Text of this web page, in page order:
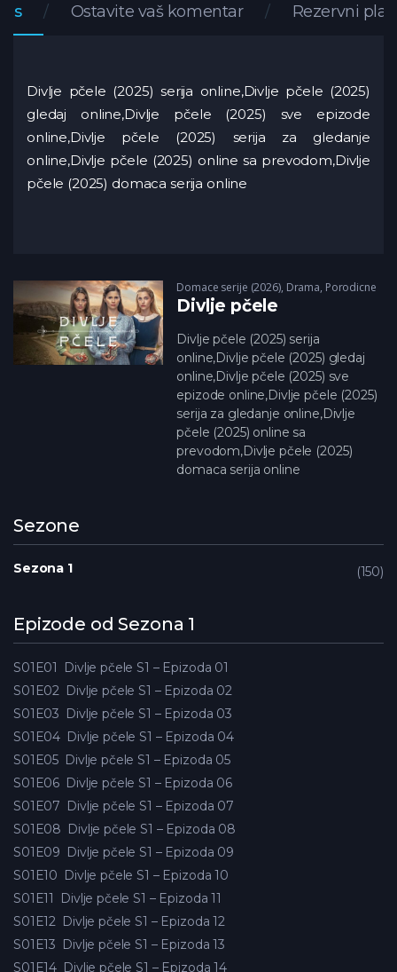
Ostavite vaš komentar Rezervni
Divlje pčele (2025) serija online,Divlje pčele (2025)
gledaj online,Divlje pčele (2025) sve epizode
online,Divlje pčele (2025) serija za gledanje
online,Divlje pčele (2025) online sa prevodom,Divlje
pčele (2025) domaca serija online
Domace serije (2026), Drama, Porodicne
Divlje pčele
Divlje pčele (2025) serija
online,Divlje pčele (2025) gledaj
online,Divlje pčele (2025) sve
epizode online,Divlje pčele (2025)
serija za gledanje online,Divlje
pčele (2025) online sa
prevodom,Divlje pčele (2025)
domaca serija online
Sezone
Sezona 1 150
Epizode od Sezona 1
S01E01
Divlje pčele S1 – Epizoda 01
S01E02 Divlje pčele S1 – Epizoda 02
S01E03 Divlje pčele S1 – Epizoda 03
S01E04 Divlje pčele S1 – Epizoda 04
S01E05 Divlje pčele S1 – Epizoda 05
S01E06 Divlje pčele S1 – Epizoda 06
S01E07 Divlje pčele S1 – Epizoda 07
S01E08 Divlje pčele S1 – Epizoda 08
S01E09 Divlje pčele S1 – Epizoda 09
S01E10 Divlje pčele S1 – Epizoda 10
S01E11
Divlje pčele S1 – Epizoda 11
S01E12 Divlje pčele S1 – Epizoda 12
S01E13 Divlje pčele S1 – Epizoda 13
S01E14 Divlje pčele S1 – Epizoda 14